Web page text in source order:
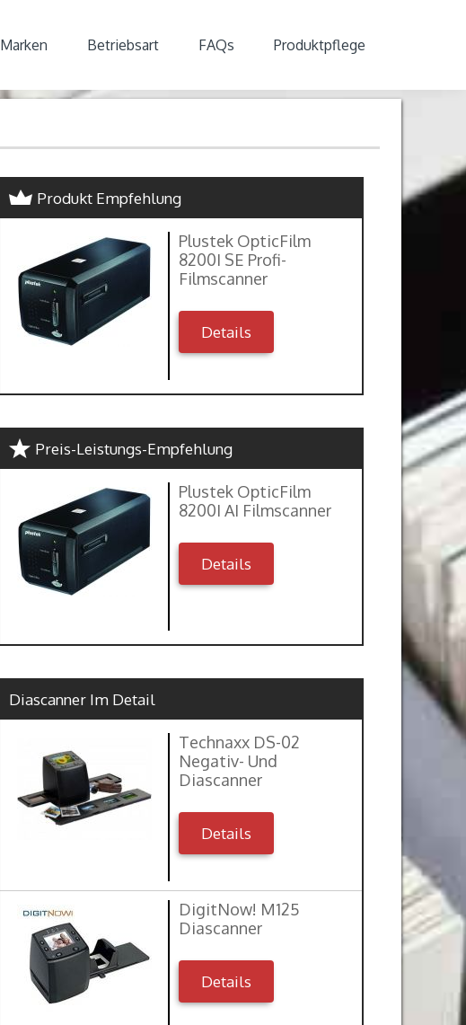
Marken Betriebsart FAQs Produktpflege
Produkt Empfehlung
Plustek OpticFilm
8200I SE Profi-
Filmscanner
Details
Preis-Leistungs-Empfehlung
Plustek OpticFilm
8200I AI Filmscanner
Details
Diascanner Im Detail
Technaxx DS-02
Negativ- Und
Diascanner
Details
DigitNow! M125
Diascanner
Details